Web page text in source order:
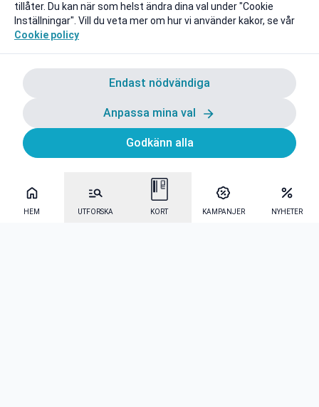
HEM UTFORSKA KORT KAMPANJER NYHETER
tillåter. Du kan när som helst ändra dina val under "Cookie
Inställningar". Vill du veta mer om hur vi använder kakor, se vår
Cookie policy
Endast nödvändiga
Anpassa mina val
Godkänn alla